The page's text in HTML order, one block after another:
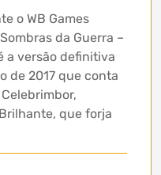
o WB Games
da Guerra –
a versão definitiva
de 2017 que conta
que forja